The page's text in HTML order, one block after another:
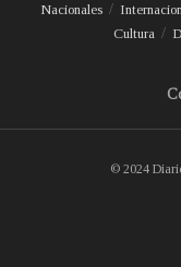
Nacionales
Cultura
© 2024